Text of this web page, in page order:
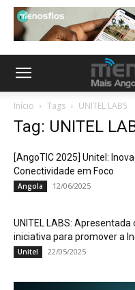
Início Tags UNITEL LABS
Tag: UNITEL
[AngoTIC 2025] Unitel:
Conectividade em Foco
Angola 12/06/2025
UNITEL LABS:
iniciativa para promover a
Unitel 22/05/2025